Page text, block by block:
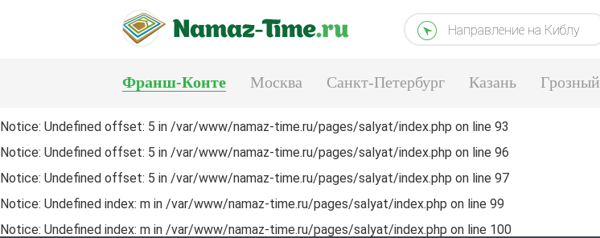
Направление на Киблу
Франш-Конте Москва Санкт-Петербург Казань Грозный
Тюмень Екатеринбург
Notice: Undefined offset: 5 in /var/www/namaz-time.ru/pages/salyat/index.php on line 93
Notice: Undefined offset: 5 in /var/www/namaz-time.ru/pages/salyat/index.php on line 96
Notice: Undefined offset: 5 in /var/www/namaz-time.ru/pages/salyat/index.php on line 97
Notice: Undefined index: m in /var/www/namaz-time.ru/pages/salyat/index.php on line 99
Notice: Undefined index: m in /var/www/namaz-time.ru/pages/salyat/index.php on line 100